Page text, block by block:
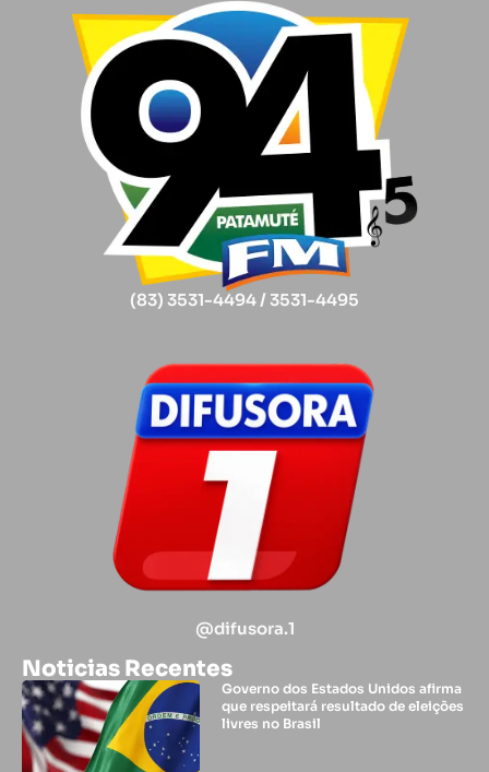
(83) 3531-4494 / 3531-4495
@difusora.1
Noticias Recentes
Governo dos Estados Unidos afirma
que respeitará resultado de eleições
livres no Brasil